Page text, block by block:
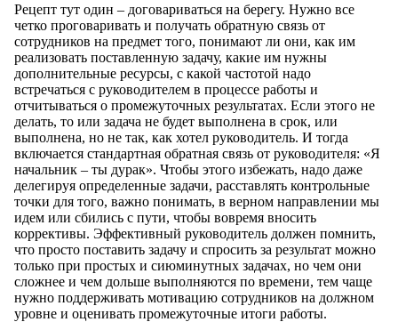
Рецепт тут один – договариваться на берегу. Нужно все
четко проговаривать и получать обратную связь от
сотрудников на предмет того, понимают ли они, как им
реализовать поставленную задачу, какие им нужны
дополнительные ресурсы, с какой частотой надо
встречаться с руководителем в процессе работы и
отчитываться о промежуточных результатах. Если этого не
делать, то или задача не будет выполнена в срок, или
выполнена, но не так, как хотел руководитель. И тогда
включается стандартная обратная связь от руководителя: «Я
начальник – ты дурак». Чтобы этого избежать, надо даже
делегируя определенные задачи, расставлять контрольные
точки для того, важно понимать, в верном направлении мы
идем или сбились с пути, чтобы вовремя вносить
коррективы. Эффективный руководитель должен помнить,
что просто поставить задачу и спросить за результат можно
только при простых и сиюминутных задачах, но чем они
сложнее и чем дольше выполняются по времени, тем чаще
нужно поддерживать мотивацию сотрудников на должном
уровне и оценивать промежуточные итоги работы.